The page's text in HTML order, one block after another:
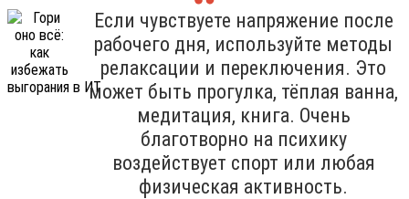
Если чувствуете напряжение после
рабочего дня, используйте методы
релаксации и переключения. Это
может быть прогулка, тёплая ванна,
медитация, книга. Очень
благотворно на психику
воздействует спорт или любая
физическая активность.